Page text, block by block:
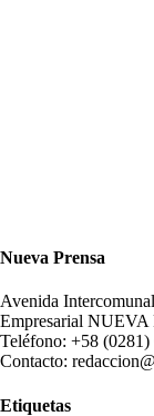
Nueva Prensa
Avenida
Empresarial NUEVA
Teléfono: +58 (0281)
Contacto:
Etiquetas